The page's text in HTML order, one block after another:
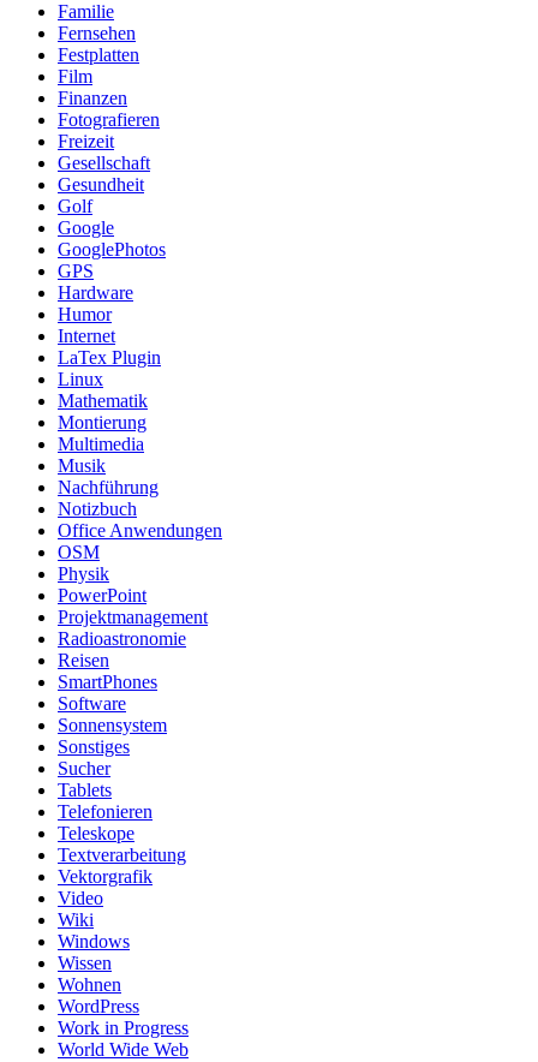
Familie
Fernsehen
Festplatten
Film
Finanzen
Fotografieren
Freizeit
Gesellschaft
Gesundheit
Golf
Google
GooglePhotos
GPS
Hardware
Humor
Internet
LaTex Plugin
Linux
Mathematik
Montierung
Multimedia
Musik
Nachführung
Notizbuch
Office Anwendungen
OSM
Physik
PowerPoint
Projektmanagement
Radioastronomie
Reisen
SmartPhones
Software
Sonnensystem
Sonstiges
Sucher
Tablets
Telefonieren
Teleskope
Textverarbeitung
Vektorgrafik
Video
Wiki
Windows
Wissen
Wohnen
WordPress
Work in Progress
World Wide Web